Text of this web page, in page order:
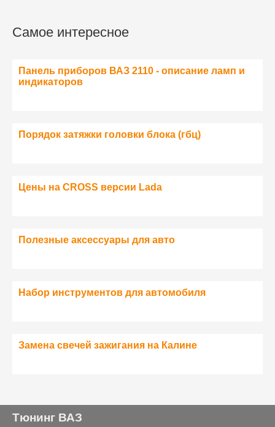
Самое интересное
Панель приборов ВАЗ 2110 - описание ламп и
индикаторов
Порядок затяжки головки блока (гбц)
Цены на CROSS версии Lada
Полезные аксессуары для авто
Набор инструментов для автомобиля
Замена свечей зажигания на Калине
Тюнинг ВАЗ